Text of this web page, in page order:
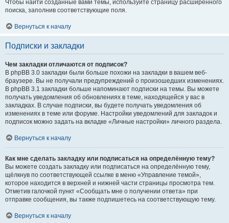
Чтобы найти созданные вами темы, используйте страницу расширенного
поиска, заполнив соответствующие поля.
Вернуться к началу
Подписки и закладки
Чем закладки отличаются от подписок?
В phpBB 3.0 закладки были больше похожи на закладки в вашем веб-
браузере. Вы не получали предупреждений о произошедших изменениях.
В phpBB 3.1 закладки больше напоминают подписки на темы. Вы можете
получать уведомления об обновлениях в теме, находящейся у вас в
закладках. В случае подписки, вы будете получать уведомления об
изменениях в теме или форуме. Настройки уведомлений для закладок и
подписок можно задать на вкладке «Личные настройки» личного раздела.
Вернуться к началу
Как мне сделать закладку или подписаться на определённую тему?
Вы можете создать закладку или подписаться на определённую тему,
щёлкнув по соответствующей ссылке в меню «Управление темой»,
которое находится в верхней и нижней части страницы просмотра тем.
Отметив галочкой пункт «Сообщать мне о получении ответа» при
отправке сообщения, вы также подпишетесь на соответствующую тему.
Вернуться к началу